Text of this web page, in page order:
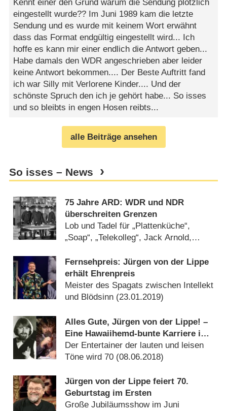
Kennt einer den Grund warum die Sendung plötzlich
eingestellt wurde?? Im Juni 1989 kam die letzte
Sendung und es wurde mit keinem Wort erwähnt
dass das Format endgültig eingestellt wird... Ich
hoffe es kann mir einer endlich die Antwort geben...
Habe damals den WDR angeschrieben aber leider
keine Antwort bekommen.... Der Beste Auftritt fand
ich war Silly mit Verlorene Kinder.... Und der
schönste Spruch den ich je gehört habe... So isses
und so bleibts in engen Hosen reibts...
alle Beiträge ansehen
So isses – News
75 Jahre ARD: WDR und NDR
überschreiten Grenzen
Lob und Tadel für „Plattenküche“,
„Soap“, „Telekolleg“, Jack Arnold,
Fernsehpreis: Jürgen von der Lippe
erhält Ehrenpreis
Meister des Spagats zwischen Intellekt
und Blödsinn (23.01.2019)
Alles Gute, Jürgen von der Lippe! –
Eine Hawaiihemd-bunte Karriere im
Rückblick
Der Entertainer der lauten und leisen
Töne wird 70 (08.06.2018)
Jürgen von der Lippe feiert 70.
Geburtstag im Ersten
Große Jubiläumsshow im Juni